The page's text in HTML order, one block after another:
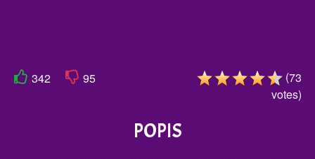
342 95 (73
votes)
POPIS